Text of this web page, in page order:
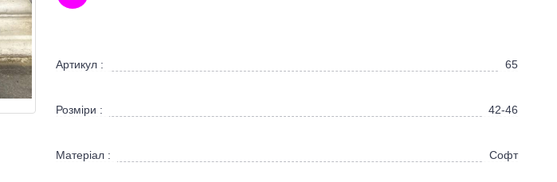
Артикул : 65
Розміри : 42-46
Матеріал : Софт